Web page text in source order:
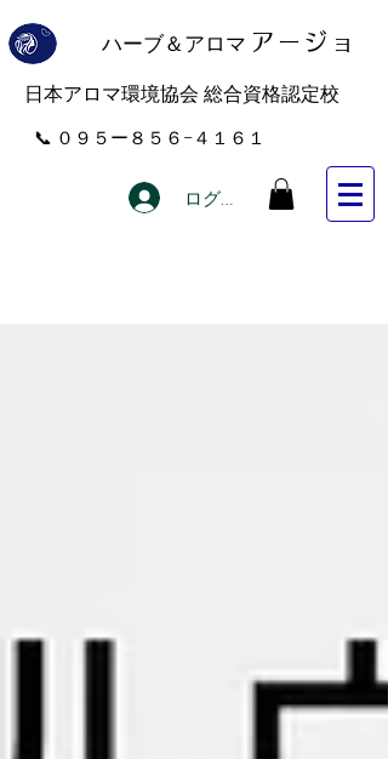
ハーブ＆アロマ アー ジョ
​日本アロマ環境協会 総合資格認定校
​📞 ０９５ー８５６−４１６１
ログイン